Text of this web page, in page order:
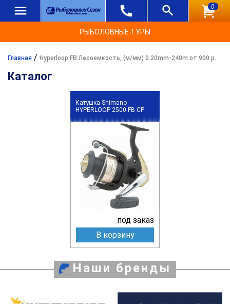
0
РЫБОЛОВНЫЕ ТУРЫ
Главная / Hyperloop FB Лесоемкость, (м/мм) 0.20mm-240m от 900 р.
Каталог
Катушка Shimano
HYPERLOOP 2500 FB CP
под заказ
В корзину
Наши бренды